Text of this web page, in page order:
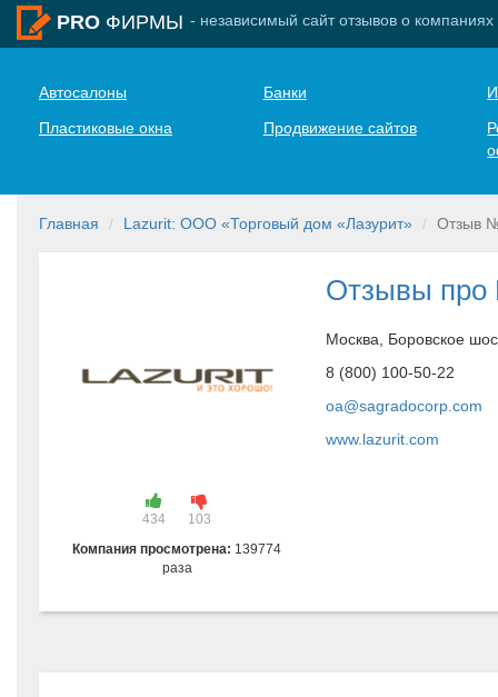
PRO ФИРМЫ - независимый сайт отзывов о компаниях
Автосалоны Банки
Пластиковые окна
Продвижение сайтов
Главная Lazurit: ООО «Торговый дом «Лазурит» Отзыв
434
103
Компания просмотрена: 139774
раза
Отзывы про
Москва, Боровское
8 (800) 100-50-22
oa@sagradocorp.com
www.lazurit.com